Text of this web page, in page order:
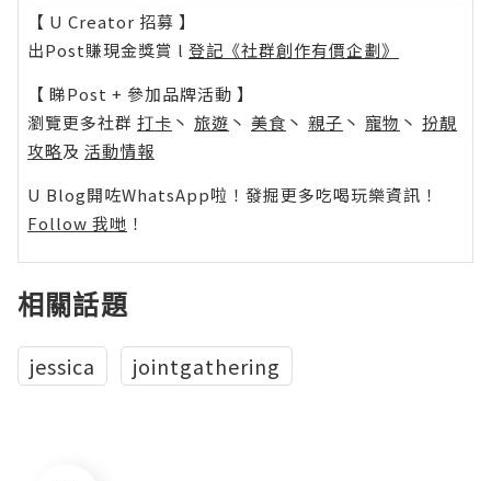
【 U Creator 招募 】
出Post賺現金獎賞 l 登記《社群創作有價企劃》
【 睇Post + 參加品牌活動 】
瀏覽更多社群 打卡 丶 旅遊 丶 美食 丶 親子 丶 寵物 丶 扮靚
攻略及 活動情報
U Blog開咗WhatsApp啦！發掘更多吃喝玩樂資訊！
Follow 我哋 ！
相關話題
jessica jointgathering